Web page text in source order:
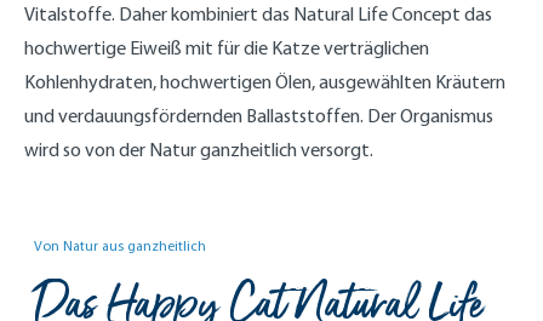
Vitalstoffe. Daher kombiniert das Natural Life Concept das
hochwertige Eiweiß mit für die Katze verträglichen
Kohlenhydraten, hochwertigen Ölen, ausgewählten Kräutern
und verdauungsfördernden Ballaststoffen. Der Organismus
wird so von der Natur ganzheitlich versorgt.
Von Natur aus ganzheitlich
Das Happy Cat Natural Life